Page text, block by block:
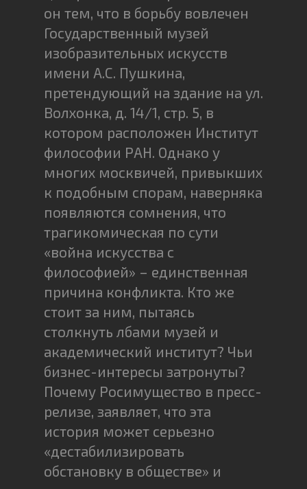
он тем, что в борьбу вовлечен
Государственный музей
изобразительных искусств
имени А.С. Пушкина,
претендующий на здание на ул.
Волхонка, д. 14/1, стр. 5, в
котором расположен Институт
философии РАН. Однако у
многих москвичей, привыкших
к подобным спорам, наверняка
появляются сомнения, что
трагикомическая по сути
«война искусства с
философией» – единственная
причина конфликта. Кто же
стоит за ним, пытаясь
столкнуть лбами музей и
академический институт? Чьи
бизнес-интересы затронуты?
Почему Росимущество в пресс-
релизе, заявляет, что эта
история может серьезно
«дестабилизировать
обстановку в обществе» и